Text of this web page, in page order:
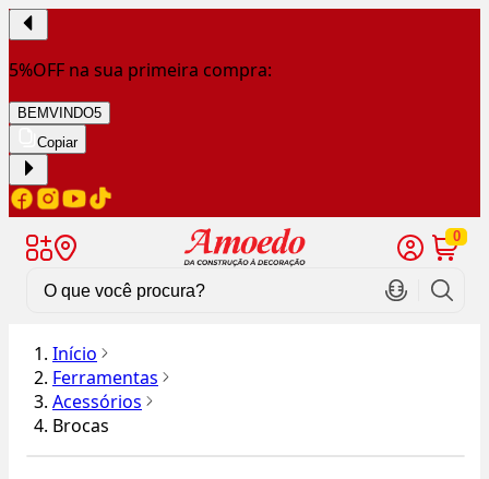
5%OFF na sua primeira compra:
BEMVINDO5
Copiar
0
Início
Ferramentas
Acessórios
Brocas